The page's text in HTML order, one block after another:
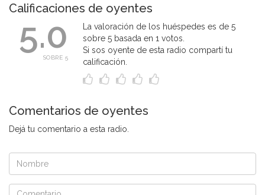
Calificaciones de oyentes
5.0
SOBRE 5
La valoración de los huéspedes es de 5
sobre 5 basada en 1 votos.
Si sos oyente de esta radio compartí tu
calificación.
Comentarios de oyentes
Dejá tu comentario a esta radio.